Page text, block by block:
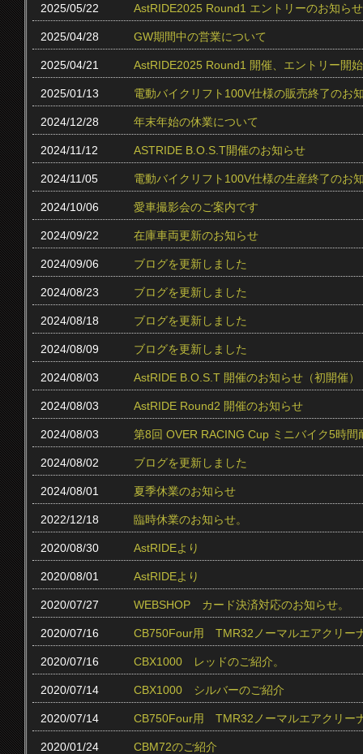
2025/05/22 AstRIDE2025 Round1 エントリーのお知らせ
2025/04/28 GW期間中の営業について
2025/04/21 AstRIDE2025 Round1 開催、エントリー開
2025/01/13 電動バイクリフト100V仕様の販売終了のお
2024/12/28 年末年始の休業について
2024/11/12 ASTRIDE B.O.S.T開催のお知らせ
2024/11/05 電動バイクリフト100V仕様の生産終了のお
2024/10/06 愛車撮影会のご案内です
2024/09/22 在庫車両更新のお知らせ
2024/09/06 ブログを更新しました
2024/08/23 ブログを更新しました
2024/08/18 ブログを更新しました
2024/08/09 ブログを更新しました
2024/08/03 AstRIDE B.O.S.T 開催のお知らせ（初開催）
2024/08/03 AstRIDE Round2 開催のお知らせ
2024/08/03 第8回 OVER RACING Cup ミニバイク5時
2024/08/02 ブログを更新しました
2024/08/01 夏季休業のお知らせ
2022/12/18 臨時休業のお知らせ。
2020/08/30 AstRIDEより
2020/08/01 AstRIDEより
2020/07/27 WEBSHOP カード決済対応のお知らせ。
2020/07/16 CB750Four用 TMR32ノーマルエアクリー
2020/07/16 CBX1000 レッドのご紹介。
2020/07/14 CBX1000 シルバーのご紹介
2020/07/14 CB750Four用 TMR32ノーマルエアクリー
2020/01/24 CBM72のご紹介